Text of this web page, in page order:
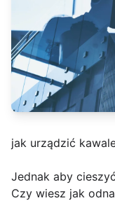
jak urządzić
Jednak aby
Czy wiesz jak